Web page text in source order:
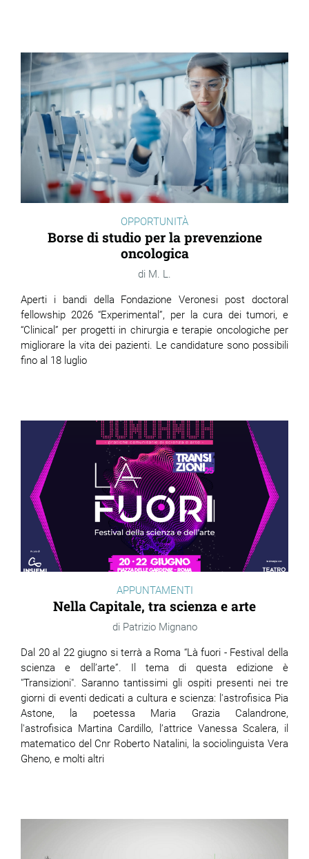
OPPORTUNITÀ
Borse di studio per la prevenzione
oncologica
M. L.
Aperti i bandi della Fondazione Veronesi post doctoral
fellowship 2026 “Experimental”, per la cura dei tumori, e
“Clinical” per progetti in chirurgia e terapie oncologiche per
migliorare la vita dei pazienti. Le candidature sono possibili
fino al 18 luglio
APPUNTAMENTI
Nella Capitale, tra scienza e arte
Patrizio Mignano
Dal 20 al 22 giugno si terrà a Roma “Là fuori - Festival della
scienza e dell’arte”. Il tema di questa edizione è
"Transizioni". Saranno tantissimi gli ospiti presenti nei tre
giorni di eventi dedicati a cultura e scienza: l'astrofisica Pia
Astone, la poetessa Maria Grazia Calandrone,
l'astrofisica Martina Cardillo, l’attrice Vanessa Scalera, il
matematico del Cnr Roberto Natalini, la sociolinguista Vera
Gheno, e molti altri